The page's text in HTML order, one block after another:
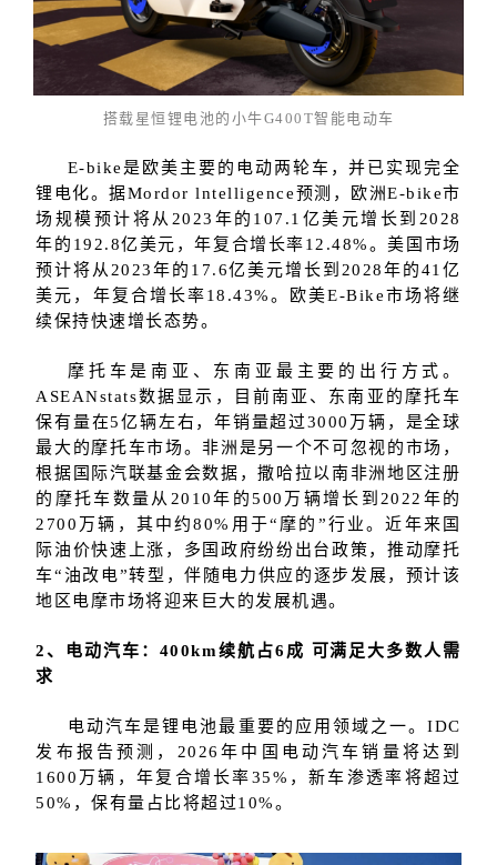
搭载星恒锂电池的小牛G400T智能电动车
E-bike是欧美主要的电动两轮车，并已实现完全
锂电化。据Mordor lntelligence预测，欧洲E-bike市
场规模预计将从2023年的107.1亿美元增长到2028
年的192.8亿美元，年复合增长率12.48%。美国市场
预计将从2023年的17.6亿美元增长到2028年的41亿
美元，年复合增长率18.43%。欧美E-Bike市场将继
续保持快速增长态势。
摩托车是南亚、东南亚最主要的出行方式。
ASEANstats数据显示，目前南亚、东南亚的摩托车
保有量在5亿辆左右，年销量超过3000万辆，是全球
最大的摩托车市场。非洲是另一个不可忽视的市场，
根据国际汽联基金会数据，撒哈拉以南非洲地区注册
的摩托车数量从2010年的500万辆增长到2022年的
2700万辆，其中约80%用于“摩的”行业。近年来国
际油价快速上涨，多国政府纷纷出台政策，推动摩托
车“油改电”转型，伴随电力供应的逐步发展，预计该
地区电摩市场将迎来巨大的发展机遇。
2、电动汽车：400km续航占6成 可满足大多数人需
求
电动汽车是锂电池最重要的应用领域之一。IDC
发布报告预测，2026年中国电动汽车销量将达到
1600万辆，年复合增长率35%，新车渗透率将超过
50%，保有量占比将超过10%。